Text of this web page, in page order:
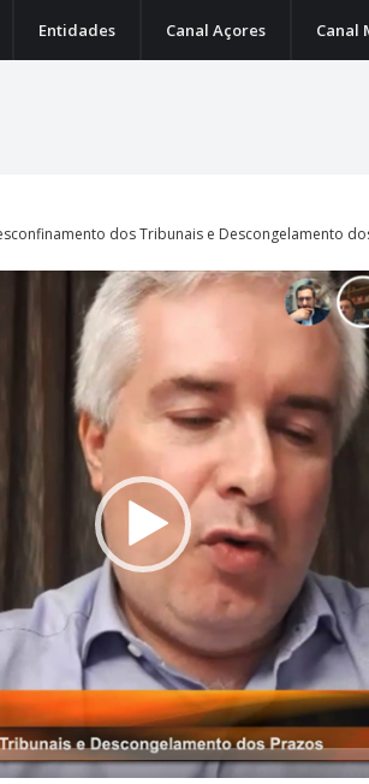
Entidades Canal Açores Canal
dos Tribunais e Descongelamento